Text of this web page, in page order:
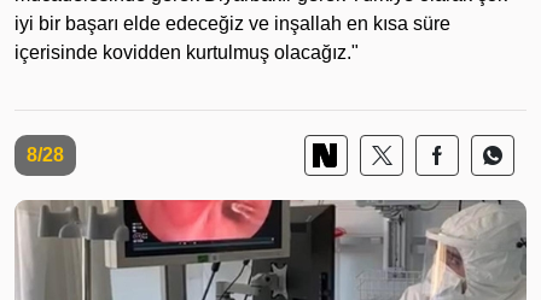
iyi bir başarı elde edeceğiz ve inşallah en kısa süre
içerisinde kovidden kurtulmuş olacağız."
8/28